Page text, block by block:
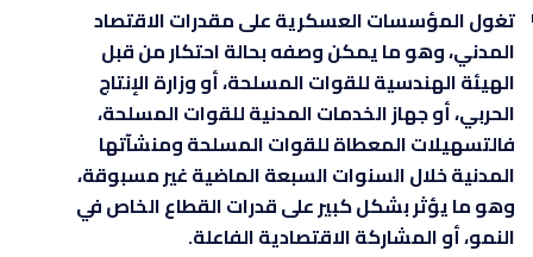
تغول المؤسسات العسكرية على مقدرات الاقتصاد
المدني، وهو ما يمكن وصفه بحالة احتكار من قبل
الهيئة الهندسية للقوات المسلحة، أو وزارة الإنتاج
الحربي، أو جهاز الخدمات المدنية للقوات المسلحة،
فالتسهيلات المعطاة للقوات المسلحة ومنشآتها
المدنية خلال السنوات السبعة الماضية غير مسبوقة،
وهو ما يؤثر بشكل كبير على قدرات القطاع الخاص في
النمو، أو المشاركة الاقتصادية الفاعلة.